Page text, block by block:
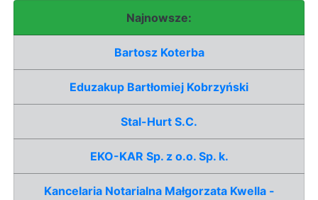
Najnowsze:
Bartosz Koterba
Eduzakup Bartłomiej Kobrzyński
Stal-Hurt S.C.
EKO-KAR Sp. z o.o. Sp. k.
Kancelaria Notarialna Małgorzata Kwella -